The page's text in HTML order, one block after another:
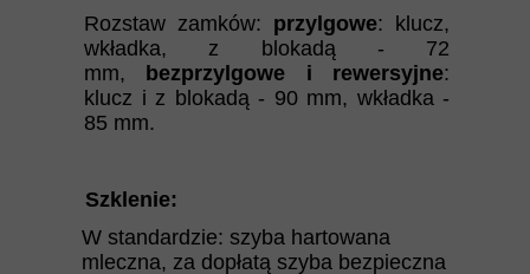
Szklenie:
W standardzie: szyba hartowana
mleczna, za dopłatą szyba bezpieczna
Rozstaw zamków: przylgowe: klucz,
wkładka, z blokadą - 72
mm,
bezprzylgowe i rewersyjne:
klucz i z blokadą - 90 mm, wkładka -
85 mm.